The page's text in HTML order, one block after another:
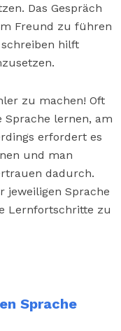
Das Gespräch
Freund zu führen
hilft
zu machen! Oft
Sprache lernen, am
erfordert es
und man
dadurch.
jeweiligen Sprache
Lernfortschritte zu
Sprache